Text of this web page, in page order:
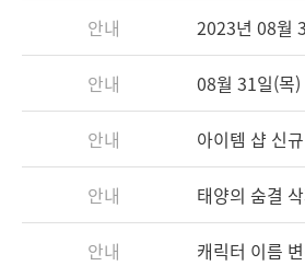
안내 2023년 08월
안내 08월 31일(목
안내 아이템 샵 신
안내 태양의 숨결
안내 캐릭터 이름